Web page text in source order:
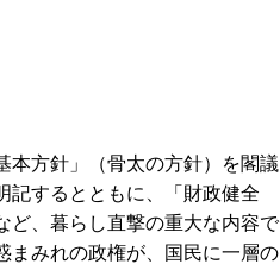
方針」（骨太の方針）を閣議
記するとともに、「財政健全
ど、暮らし直撃の重大な内容で
まみれの政権が、国民に一層の